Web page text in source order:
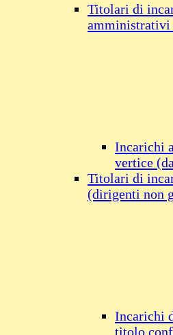
Titolari di
amministrativi
Incarichi
vertice
Titolari di
(dirigenti non
Incarichi
titolo